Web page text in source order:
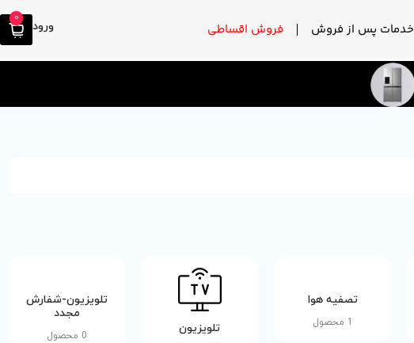
خدمات پس از فروش فروش اقساطی ورود
0
تصفیه هوا
1 محصول تلویزیون
تلویزیون-شفارش
مجدد
0 محصول